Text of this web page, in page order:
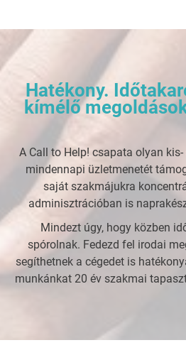
Hatékony.
kímélő
A Call to Help! csapata olyan
mindennapi üzletmenetét
saját szakmájukra
adminisztrációban is
Mindezt úgy, hogy közben
spórolnak. Fedezd fel irodai
segíthetnek a cégedet is
munkánkat 20 év szakmai